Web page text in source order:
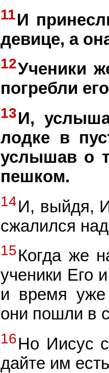
11И
девице, а
12Ученики
погребли
13И,
лодке в
услышав о
пешком.
14И, выйдя,
сжалился
15Когда же
ученики Его
и время уже
они пошли в
16Но Иисус
дайте им